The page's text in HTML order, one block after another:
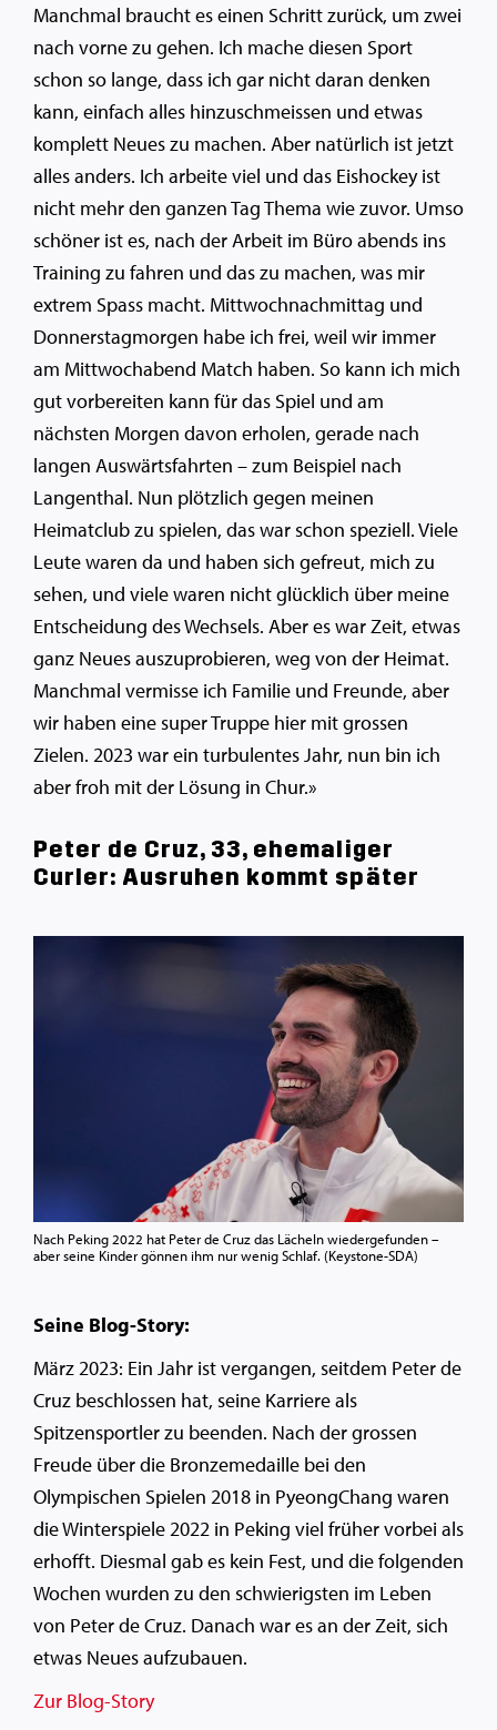
Manchmal braucht es einen Schritt zurück, um zwei
nach vorne zu gehen. Ich mache diesen Sport
schon so lange, dass ich gar nicht daran denken
kann, einfach alles hinzuschmeissen und etwas
komplett Neues zu machen. Aber natürlich ist jetzt
alles anders. Ich arbeite viel und das Eishockey ist
nicht mehr den ganzen Tag Thema wie zuvor. Umso
schöner ist es, nach der Arbeit im Büro abends ins
Training zu fahren und das zu machen, was mir
extrem Spass macht. Mittwochnachmittag und
Donnerstagmorgen habe ich frei, weil wir immer
am Mittwochabend Match haben. So kann ich mich
gut vorbereiten kann für das Spiel und am
nächsten Morgen davon erholen, gerade nach
langen Auswärtsfahrten – zum Beispiel nach
Langenthal. Nun plötzlich gegen meinen
Heimatclub zu spielen, das war schon speziell. Viele
Leute waren da und haben sich gefreut, mich zu
sehen, und viele waren nicht glücklich über meine
Entscheidung des Wechsels. Aber es war Zeit, etwas
ganz Neues auszuprobieren, weg von der Heimat.
Manchmal vermisse ich Familie und Freunde, aber
wir haben eine super Truppe hier mit grossen
Zielen. 2023 war ein turbulentes Jahr, nun bin ich
aber froh mit der Lösung in Chur.»
Peter de Cruz, 33, ehemaliger
Curler: Ausruhen kommt später
Nach Peking 2022 hat Peter de Cruz das Lächeln wiedergefunden –
aber seine Kinder gönnen ihm nur wenig Schlaf. (Keystone-SDA)
Seine Blog-Story:
März 2023: Ein Jahr ist vergangen, seitdem Peter de
Cruz beschlossen hat, seine Karriere als
Spitzensportler zu beenden. Nach der grossen
Freude über die Bronzemedaille bei den
Olympischen Spielen 2018 in PyeongChang waren
die Winterspiele 2022 in Peking viel früher vorbei als
erhofft. Diesmal gab es kein Fest, und die folgenden
Wochen wurden zu den schwierigsten im Leben
von Peter de Cruz. Danach war es an der Zeit, sich
etwas Neues aufzubauen.
Zur Blog-Story